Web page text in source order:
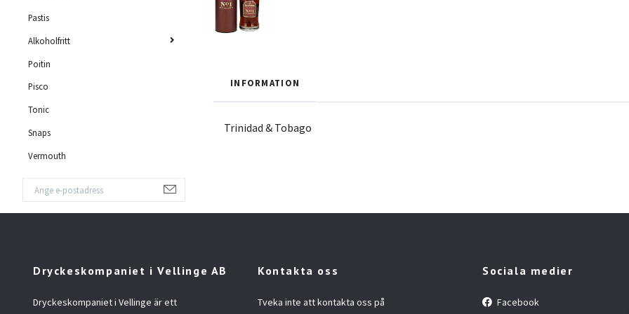
Pastis
Alkoholfritt
Poitin
Pisco
Tonic
Snaps
Vermouth
INFORMATION
Trinidad & Tobago
Dryckeskompaniet i Vellinge AB
Dryckeskompaniet i Vellinge är ett
Kontakta oss
Tveka inte att kontakta oss på
Sociala medier
Facebook